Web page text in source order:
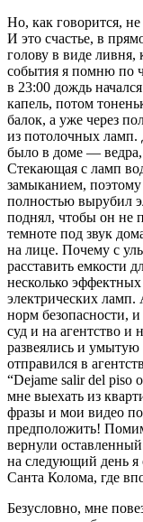
Но, как говорится,
И это счастье, в
голову в виде
события я помню по
в 23:00 дождь
капель, потом
балок, а уже через
из потолочных ламп.
было в доме — ведра,
Стекающая с ламп
замыканием, поэтому
полностью вырубил
поднял, чтобы он не
темноте под звук
на лице. Почему с
расставить емкости
несколько
электрических
норм безопасности,
суд и на агентство и
развеялись и умытую
отправился в
“Dejame salir del piso
мне выехать из
фразы и мои видео
предположить!
вернули
на следующий день я
Санта Колома, где
Безусловно, мне